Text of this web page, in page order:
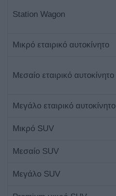
Station Wagon
Μικρό εταιρικό αυτοκίνητο
Μεσαίο εταιρικό αυτοκίνητο
Μεγάλο εταιρικό αυτοκίνητο
Μικρό SUV
Μεσαίο SUV
Μεγάλο SUV